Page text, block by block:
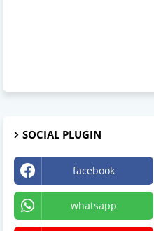
SOCIAL PLUGIN
facebook
whatsapp